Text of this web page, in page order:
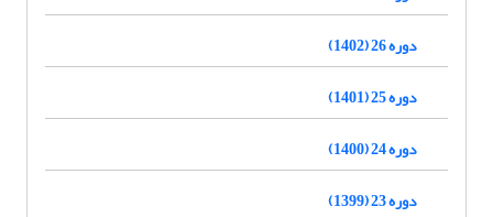
دوره 26 (1402)
دوره 25 (1401)
دوره 24 (1400)
دوره 23 (1399)